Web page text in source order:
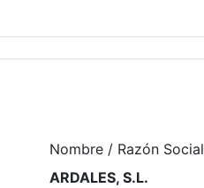
Nombre / Razón Social
ARDALES, S.L.